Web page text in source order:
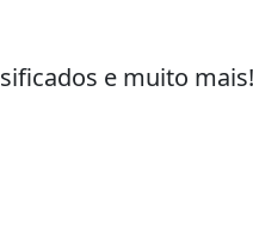
e muito mais!